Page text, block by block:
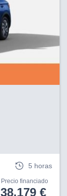
5 horas
Precio financiado
38.179 €